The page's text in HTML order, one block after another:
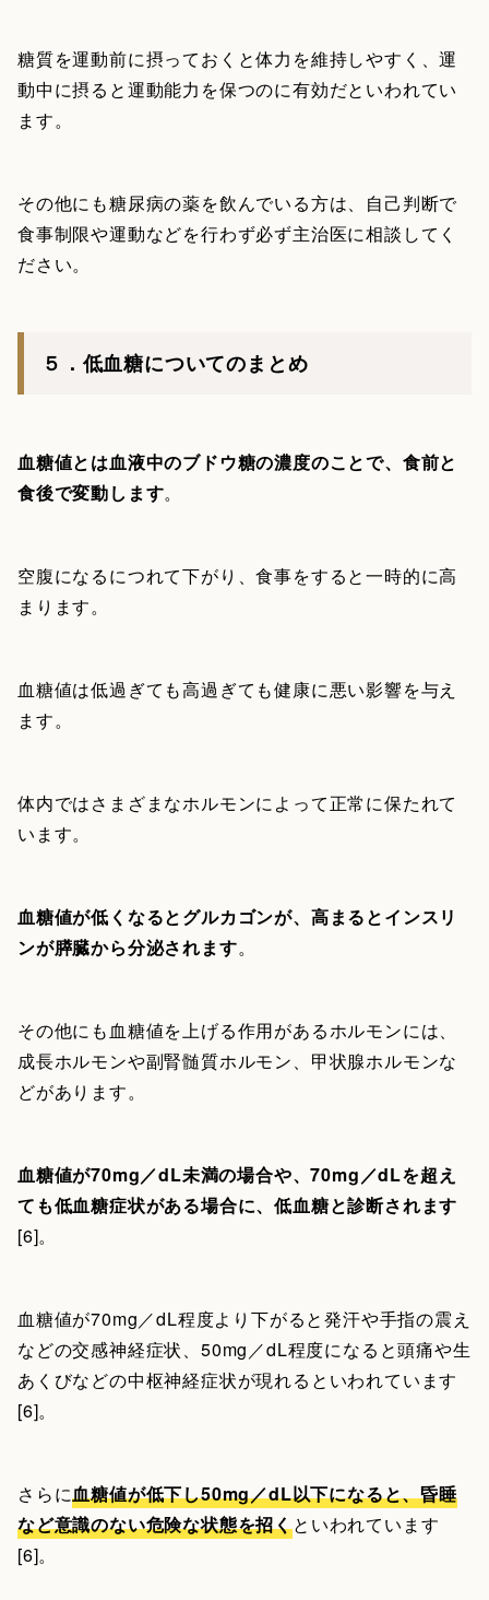
糖質を運動前に摂っておくと体力を維持しやすく、運
動中に摂ると運動能力を保つのに有効だといわれてい
ます。
その他にも糖尿病の薬を飲んでいる方は、自己判断で
食事制限や運動などを行わず必ず主治医に相談してく
ださい。
５．低血糖についてのまとめ
血糖値とは血液中のブドウ糖の濃度のことで、食前と
食後で変動します。
空腹になるにつれて下がり、食事をすると一時的に高
まります。
血糖値は低過ぎても高過ぎても健康に悪い影響を与え
ます。
体内ではさまざまなホルモンによって正常に保たれて
います。
血糖値が低くなるとグルカゴンが、高まるとインスリ
ンが膵臓から分泌されます。
その他にも血糖値を上げる作用があるホルモンには、
成長ホルモンや副腎髄質ホルモン、甲状腺ホルモンな
どがあります。
血糖値が70mg／dL未満の場合や、70mg／dLを超え
ても低血糖症状がある場合に、低血糖と診断されます
[6]。
血糖値が70mg／dL程度より下がると発汗や手指の震え
などの交感神経症状、50mg／dL程度になると頭痛や生
あくびなどの中枢神経症状が現れるといわれています
[6]。
さらに血糖値が低下し50mg／dL以下になると、昏睡
など意識のない危険な状態を招くといわれています
[6]。